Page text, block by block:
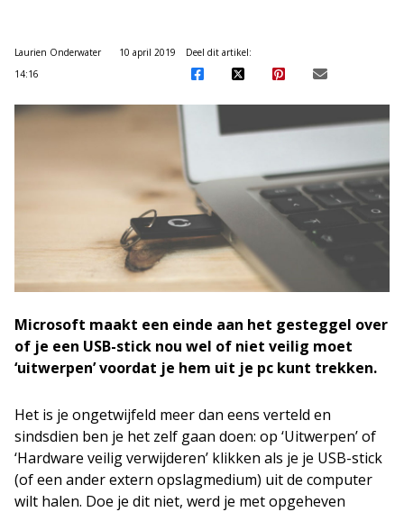
Laurien Onderwater
10 april 2019
14:16
Deel dit artikel:
Microsoft maakt een einde aan het gesteggel over
of je een USB-stick nou wel of niet veilig moet
‘uitwerpen’ voordat je hem uit je pc kunt trekken.
Het is je ongetwijfeld meer dan eens verteld en
sindsdien ben je het zelf gaan doen: op ‘Uitwerpen’ of
‘Hardware veilig verwijderen’ klikken als je je USB-stick
(of een ander extern opslagmedium) uit de computer
wilt halen. Doe je dit niet, werd je met opgeheven